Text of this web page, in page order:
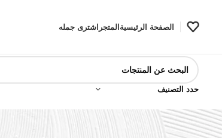
الصفحة الرئيسيةالمتجر اشترى جمله
حدد التصنيف